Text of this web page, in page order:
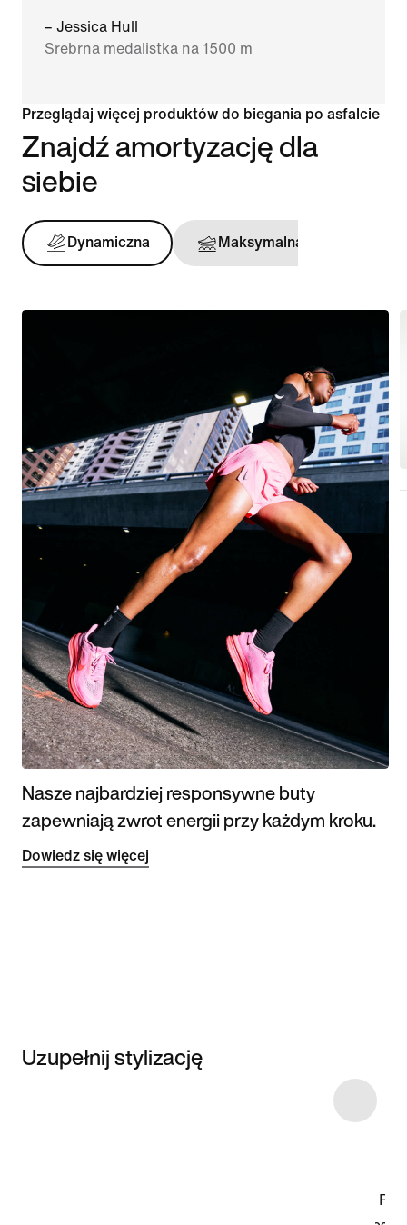
– Jessica Hull
Srebrna medalistka na 1500 m
Przeglądaj więcej produktów do biegania po asfalcie
Znajdź amortyzację dla
siebie
Dynamiczna Maksymalna
Nasze najbardziej responsywne buty
zapewniają zwrot energii przy każdym kroku.
Dowiedz się więcej
Uzupełnij stylizację